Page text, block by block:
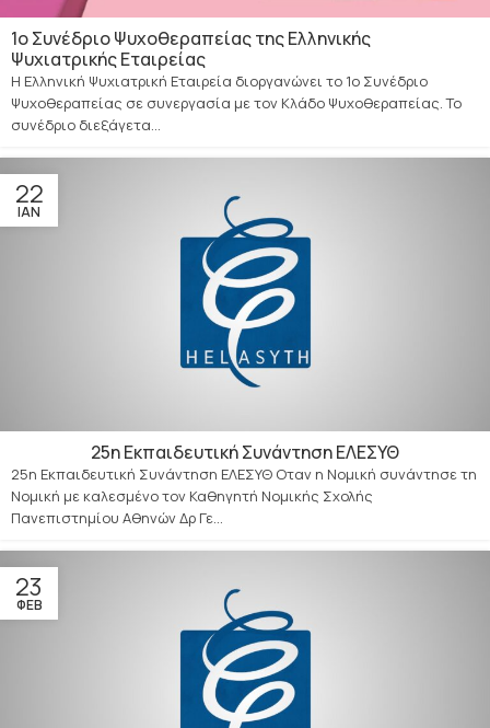
1ο Συνέδριο Ψυχοθεραπείας της Ελληνικής
Ψυχιατρικής Εταιρείας
H Ελληνική Ψυχιατρική Εταιρεία διοργανώνει το 1ο Συνέδριο
Ψυχοθεραπείας σε συνεργασία με τον Κλάδο Ψυχοθεραπείας. Το
συνέδριο διεξάγετα...
22
ΙΑΝ
25η Εκπαιδευτική Συνάντηση ΕΛΕΣΥΘ
25η Εκπαιδευτική Συνάντηση ΕΛΕΣΥΘ Οταν η Νομική συνάντησε τη
Νομική με καλεσμένο τον Καθηγητή Νομικής Σχολής
Πανεπιστημίου Αθηνών Δρ Γε...
23
ΦΕΒ